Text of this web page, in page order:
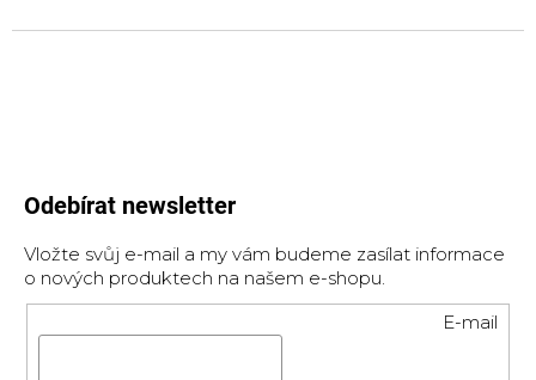
Odebírat newsletter
Vložte svůj e-mail a my vám budeme zasílat informace
o nových produktech na našem e-shopu.
E-mail